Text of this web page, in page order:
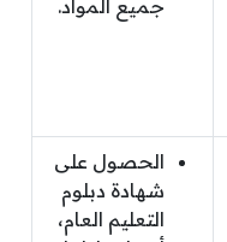
جميع المواد.
الحصول على
شهادة دبلوم
التعليم العام،